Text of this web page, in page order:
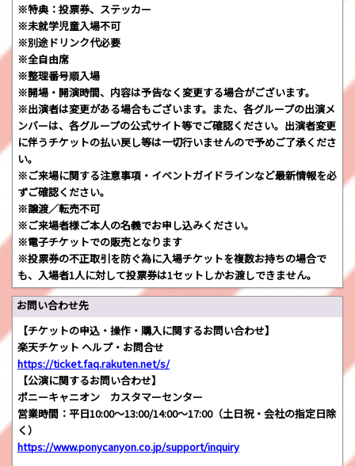
※特典：投票券、ステッカー
※未就学児童入場不可
※別途ドリンク代必要
※全自由席
※整理番号順入場
※開場・開演時間、内容は予告なく変更する場合がございます。
※出演者は変更がある場合もございます。また、各グループの出演メ
ンバーは、各グループの公式サイト等でご確認ください。出演者変更
に伴うチケットの払い戻し等は一切行いませんので予めご了承くださ
い。
※ご来場に関する注意事項・イベントガイドラインなど最新情報を必
ずご確認ください。
※譲渡／転売不可
※ご来場者様ご本人の名義でお申し込みください。
※電子チケットでの販売となります
※投票券の不正取引を防ぐ為に入場チケットを複数お持ちの場合で
も、入場者1人に対して投票券は1セットしかお渡しできません。
お問い合わせ先
【チケットの申込・操作・購入に関するお問い合わせ】
楽天チケット ヘルプ・お問合せ
https://ticket.faq.rakuten.net/s/
【公演に関するお問い合わせ】
ポニーキャニオン カスタマーセンター
営業時間：平日10:00～13:00/14:00～17:00（土日祝・会社の指定日除
く）
https://www.ponycanyon.co.jp/support/inquiry